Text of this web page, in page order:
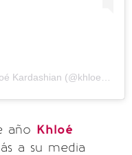
año Khloé
a su media